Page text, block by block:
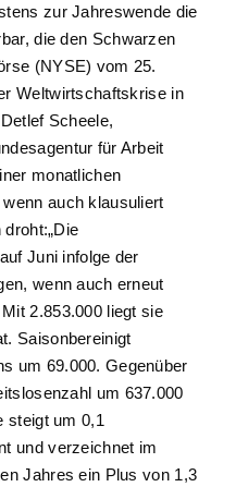
zur Jahreswende die
die den Schwarzen
(NYSE) vom 25.
Weltwirtschaftskrise in
Scheele,
für Arbeit
monatlichen
auch klausuliert
Juni infolge der
wenn auch erneut
2.853.000 liegt sie
Saisonbereinigt
um 69.000. Gegenüber
um 637.000
steigt um 0,1
und verzeichnet im
Jahres ein Plus von 1,3